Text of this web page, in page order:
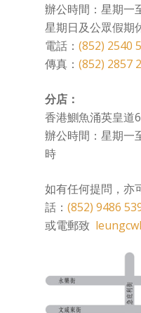
辦公時間：星期一
星期日及公眾假期
電話：(852) 2540
傳真：(852) 2857
分店：
香港鰂魚涌英皇道
辦公時間：星期一
時
如有任何提問，亦
話：(852) 9486
或電郵致